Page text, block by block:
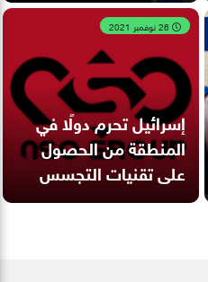
إسرائيل تحرم دولًا في
المنطقة من الحصول
على تقنيات التجسس